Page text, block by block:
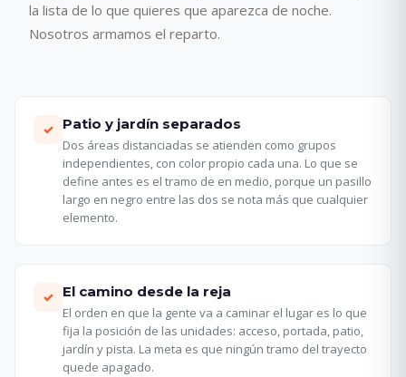
la lista de lo que quieres que aparezca de noche.
Nosotros armamos el reparto.
✓ Patio y jardín separados
Dos áreas distanciadas se atienden como grupos
independientes, con color propio cada una. Lo que se
define antes es el tramo de en medio, porque un pasillo
largo en negro entre las dos se nota más que cualquier
elemento.
✓ El camino desde la reja
El orden en que la gente va a caminar el lugar es lo que
fija la posición de las unidades: acceso, portada, patio,
jardín y pista. La meta es que ningún tramo del trayecto
quede apagado.